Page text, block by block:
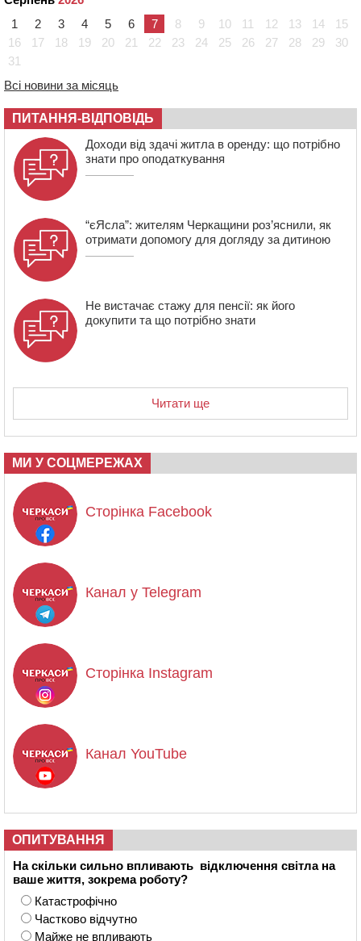
полеглий біля Кліщіївки воїн
07:30
Понад 968 мільйонів гривень земельного податку
спортсмени тріумфували на чемпіонаті України
20:31 На Черкащині спека протримається ще день
1
2 3 4 5 6 7 8 9 10 11 12 13 14
15
16
17 18 19 20 21 22 23 24 25 26 27 28 29
30
31
Всі новини за місяць
ПИТАННЯ-ВІДПОВІДЬ
Доходи від здачі житла в оренду: що потрібно
знати про оподаткування
“єЯсла”: жителям Черкащини роз’яснили, як
отримати допомогу для догляду за дитиною
Не вистачає стажу для пенсії: як його
докупити та що потрібно знати
Читати ще
МИ У СОЦМЕРЕЖАХ
Сторінка Facebook
Канал у Telegram
Сторінка Instagram
Канал YouTube
ОПИТУВАННЯ
На скільки сильно впливають відключення світла на
ваше життя, зокрема роботу?
Катастрофічно
Частково відчутно
Майже не впливають